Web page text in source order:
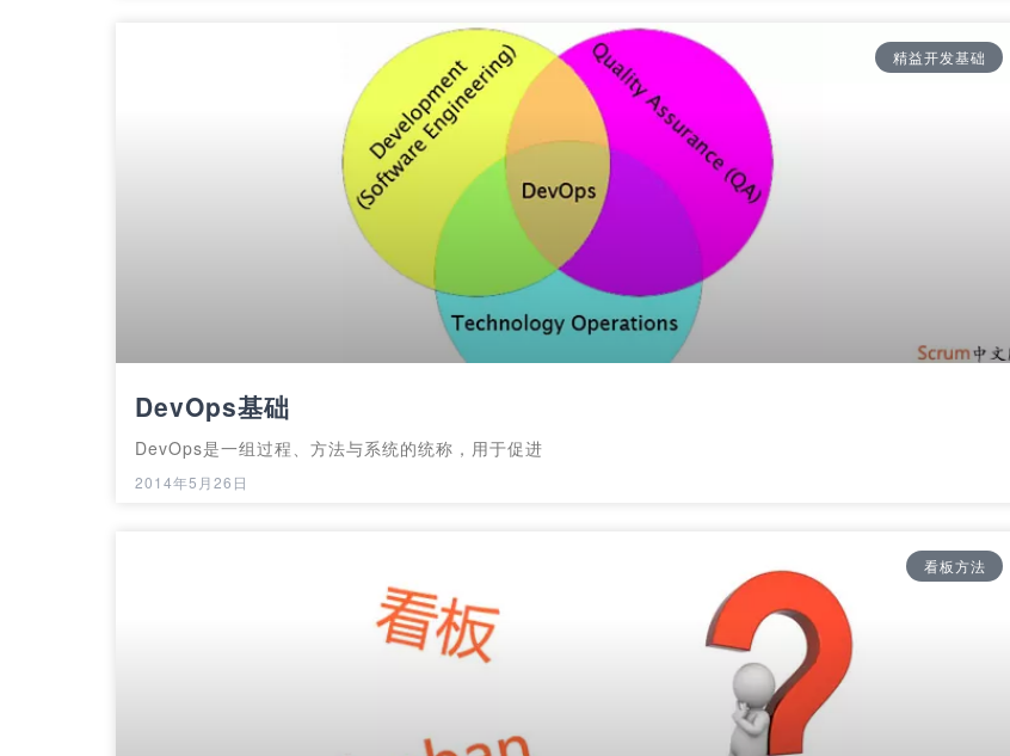
精益开发基础
DevOps基础
DevOps是一组过程、方法与系统的统称，用于促进
2014年5月26日
看板方法